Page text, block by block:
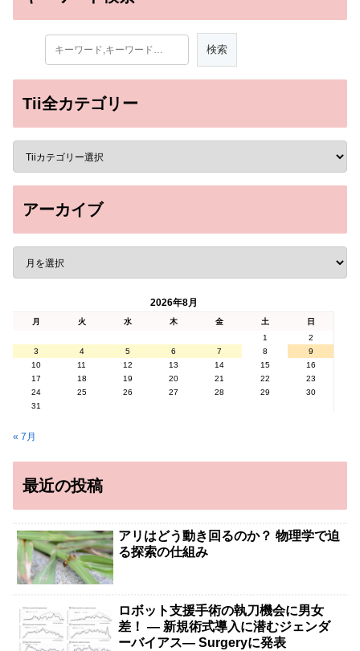
Tii全カテゴリー
アーカイブ
2026年8月
月 火 水 木 金 土
日
1
2
3
4 5 6 7 8
9
10
11 12 13 14 15
16
17
18 19 20 21 22
23
24
25 26 27 28 29
30
31
« 7月
最近の投稿
アリはどう動き回るのか？ 物理学で迫
る探索の仕組み
ロボット支援手術の執刀機会に男女
差！ — 新規術式導入に潜むジェンダ
ーバイアス— Surgeryに発表